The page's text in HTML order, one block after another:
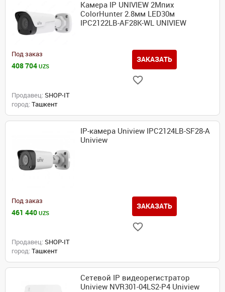
Камера IP UNIVIEW 2Мпих
ColorHunter 2.8мм LED30м
IPC2122LB-AF28K-WL UNIVIEW
Под заказ
408 704 UZS
ЗАКАЗАТЬ
Продавец: SHOP-IT
город: Ташкент
IP-камера Uniview IPC2124LB-SF28-A
Uniview
Под заказ
461 440 UZS
ЗАКАЗАТЬ
Продавец: SHOP-IT
город: Ташкент
Сетевой IP видеорегистратор
Uniview NVR301-04LS2-P4 Uniview